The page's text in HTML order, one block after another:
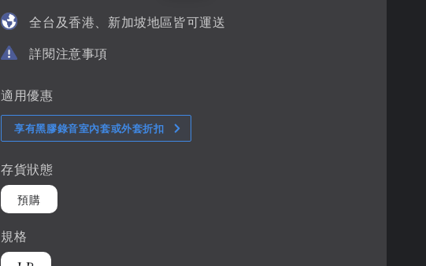
全台及香港、新加坡地區皆可運送
詳閱注意事項
適用優惠
享有黑膠錄音室內套或外套折扣
存貨狀態
預購
規格